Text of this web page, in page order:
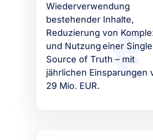
Wiederverwendung
bestehender Inhalte,
Reduzierung von
und Nutzung einer Single
Source of Truth – mit
jährlichen Einsparungen
29 Mio. EUR.